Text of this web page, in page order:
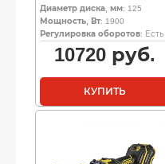
Диаметр диска, мм: 125
Мощность, Вт: 1900
Регулировка оборотов: Есть
10720 руб.
КУПИТЬ